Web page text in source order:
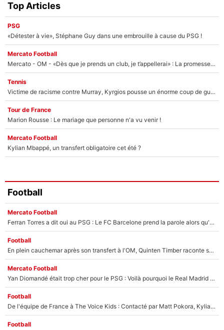
Top Articles
PSG
«Détester à vie», Stéphane Guy dans une embrouille à cause du PSG !
Mercato Football
Mercato - OM - «Dès que je prends un club, je t’appellerai» : La promesse de Marcelino au moment de claquer la porte
Tennis
Victime de racisme contre Murray, Kyrgios pousse un énorme coup de gueule !
Tour de France
Marion Rousse : Le mariage que personne n'a vu venir !
Mercato Football
Kylian Mbappé, un transfert obligatoire cet été ?
Football
Mercato Football
Ferran Torres a dit oui au PSG : Le FC Barcelone prend la parole alors qu'un transfert de l'attaquant espagnol prend forme
Football
En plein cauchemar après son transfert à l'OM, Quinten Timber raconte ses doutes après sa signature à Marseille
Mercato Football
Yan Diomandé était trop cher pour le PSG : Voilà pourquoi le Real Madrid a accepté de payer la somme record de 140M€ pour boucler son transfert !
Football
De l'équipe de France à The Voice Kids : Contacté par Matt Pokora, Kylian Mbappé a accepté de jouer un rôle inédit sur TF1 !
Football